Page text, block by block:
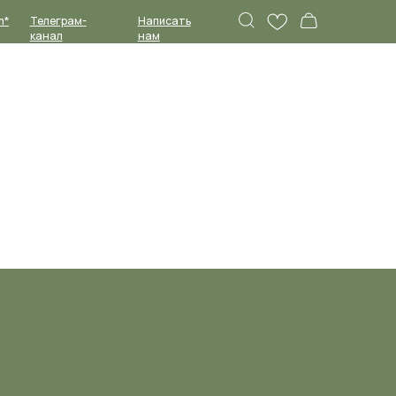
Написать
нам